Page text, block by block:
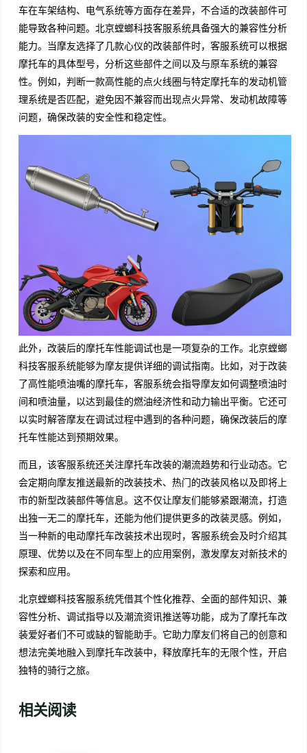
车在车架结构、电气系统等方面存在差异，不合适的改装部件可
能导致各种问题。北京螳螂科技客服系统具备强大的兼容性分析
能力。当摩友选择了几款心仪的改装部件时，客服系统可以根据
摩托车的具体型号，分析这些部件之间以及与原车系统的兼容
性。例如，判断一款高性能的点火线圈与特定摩托车的发动机管
理系统是否匹配，避免因不兼容而出现点火异常、发动机故障等
问题，确保改装的安全性和稳定性。
此外，改装后的摩托车性能调试也是一项复杂的工作。北京螳螂
科技客服系统能够为摩友提供详细的调试指南。比如，对于改装
了高性能喷油嘴的摩托车，客服系统会指导摩友如何调整喷油时
间和喷油量，以达到最佳的燃油经济性和动力输出平衡。它还可
以实时解答摩友在调试过程中遇到的各种问题，确保改装后的摩
托车性能达到预期效果。
而且，该客服系统还关注摩托车改装的潮流趋势和行业动态。它
会定期向摩友推送最新的改装技术、热门的改装风格以及即将上
市的新型改装部件等信息。这不仅让摩友们能够紧跟潮流，打造
出独一无二的摩托车，还能为他们提供更多的改装灵感。例如，
当一种新的电动摩托车改装技术出现时，客服系统会及时介绍其
原理、优势以及在不同车型上的应用案例，激发摩友对新技术的
探索和应用。
北京螳螂科技客服系统凭借其个性化推荐、全面的部件知识、兼
容性分析、调试指导以及潮流资讯推送等功能，成为了摩托车改
装爱好者们不可或缺的智能助手。它助力摩友们将自己的创意和
想法完美地融入到摩托车改装中，释放摩托车的无限个性，开启
独特的骑行之旅。
相关阅读